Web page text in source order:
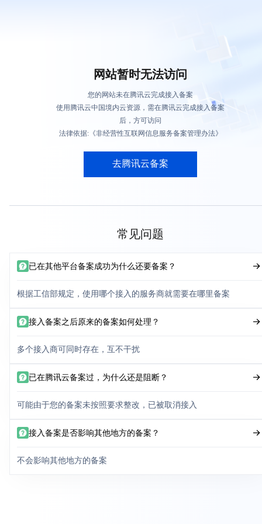
网站暂时无法访问
您的网站未在腾讯云完成接入备案
使用腾讯云中国境内云资源，需在腾讯云完成接入备案
后，方可访问
法律依据:《非经营性互联网信息服务备案管理办法》
去腾讯云备案
常见问题
已在其他平台备案成功为什么还要备案？
根据工信部规定，使用哪个接入的服务商就需要在哪里备案
接入备案之后原来的备案如何处理？
多个接入商可同时存在，互不干扰
已在腾讯云备案过，为什么还是阻断？
可能由于您的备案未按照要求整改，已被取消接入
接入备案是否影响其他地方的备案？
不会影响其他地方的备案